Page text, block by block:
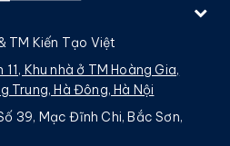
TM Kiến Tạo Việt
11, Khu nhà ở TM Hoàng Gia,
Trung, Hà Đông, Hà Nội
39, Mạc Đĩnh Chi, Bắc Sơn,